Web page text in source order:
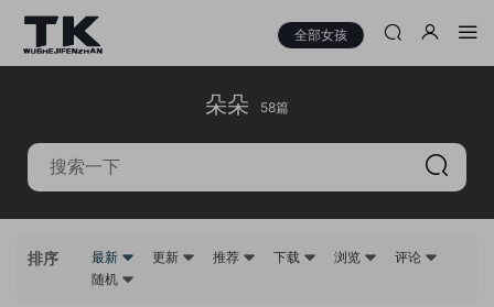
全部女孩
朵朵 58篇
排序 最新 更新 推荐 下载 浏览
评论
随机